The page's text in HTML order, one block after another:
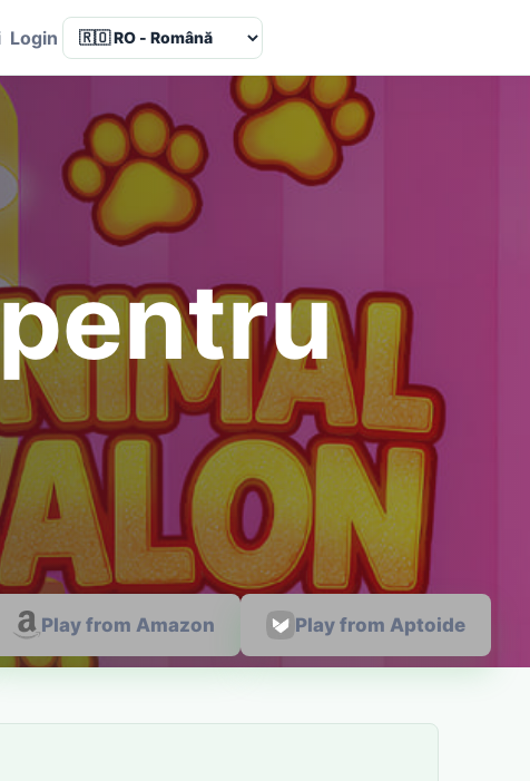
Login Language
Play from Amazon Play from Aptoide